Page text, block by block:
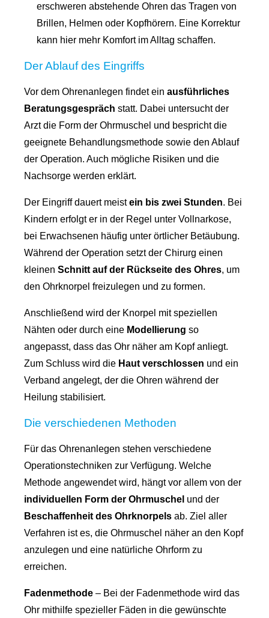
erschweren abstehende Ohren das Tragen von
Brillen, Helmen oder Kopfhörern. Eine Korrektur
kann hier mehr Komfort im Alltag schaffen.
Der Ablauf des Eingriffs
Vor dem Ohrenanlegen findet ein ausführliches
Beratungsgespräch statt. Dabei untersucht der
Arzt die Form der Ohrmuschel und bespricht die
geeignete Behandlungsmethode sowie den Ablauf
der Operation. Auch mögliche Risiken und die
Nachsorge werden erklärt.
Der Eingriff dauert meistein bis zwei Stunden. Bei
Kindern erfolgt er in der Regel unter Vollnarkose,
bei Erwachsenen häufig unter örtlicher Betäubung.
Während der Operation setzt der Chirurg einen
kleinen Schnitt auf der Rückseite des Ohres, um
den Ohrknorpel freizulegen und zu formen.
Anschließend wird der Knorpel mit speziellen
Nähten oder durch eine Modellierung so
angepasst, dass das Ohr näher am Kopf anliegt.
Zum Schluss wird die Haut verschlossen und ein
Verband angelegt, der die Ohren während der
Heilung stabilisiert.
Die verschiedenen Methoden
Für das Ohrenanlegen stehen verschiedene
Operationstechniken zur Verfügung. Welche
Methode angewendet wird, hängt vor allem von der
individuellen Form der Ohrmuschel und der
Beschaffenheit des Ohrknorpels ab. Ziel aller
Verfahren ist es, die Ohrmuschel näher an den Kopf
anzulegen und eine natürliche Ohrform zu
erreichen.
Fadenmethode – Bei der Fadenmethode wird das
Ohr mithilfe spezieller Fäden in die gewünschte